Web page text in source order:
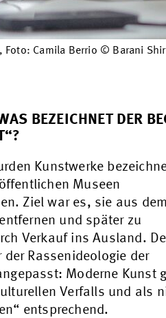
Foto: Camila Berrio © Barani
BEZEICHNET DER
Kunstwerke
Museen
Ziel war es, sie aus
und später zu
Verkauf ins Ausland.
der Rassenideologie der
Moderne Kunst
Verfalls und als
entsprechend.